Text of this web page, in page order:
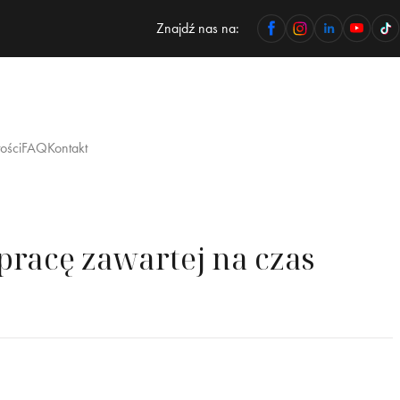
Znajdź nas na:
FAQKontakt
zawartej na czas